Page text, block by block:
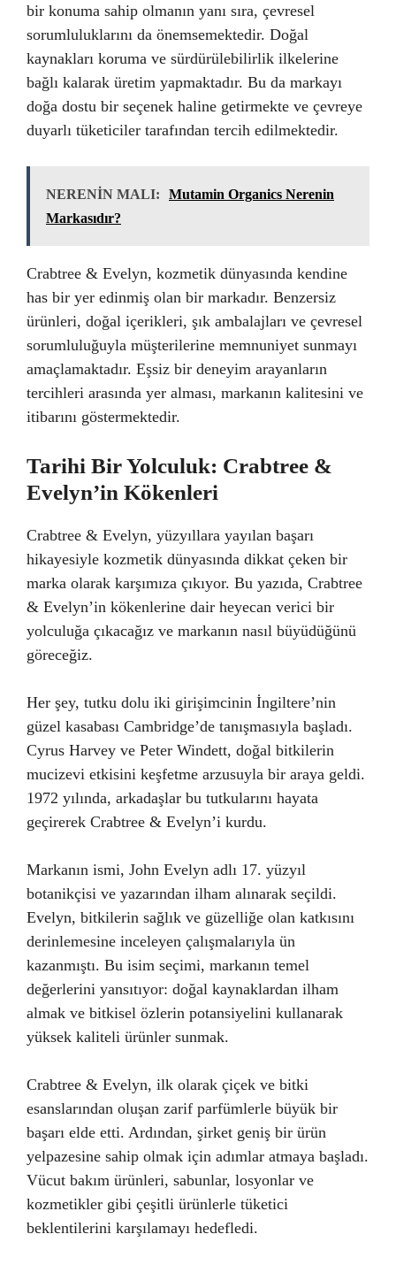
bir konuma sahip olmanın yanı sıra, çevresel
sorumluluklarını da önemsemektedir. Doğal
kaynakları koruma ve sürdürülebilirlik ilkelerine
bağlı kalarak üretim yapmaktadır. Bu da markayı
doğa dostu bir seçenek haline getirmekte ve çevreye
duyarlı tüketiciler tarafından tercih edilmektedir.
NERENİN MALI:
Mutamin Organics Nerenin
Markasıdır?
Crabtree & Evelyn, kozmetik dünyasında kendine
has bir yer edinmiş olan bir markadır. Benzersiz
ürünleri, doğal içerikleri, şık ambalajları ve çevresel
sorumluluğuyla müşterilerine memnuniyet sunmayı
amaçlamaktadır. Eşsiz bir deneyim arayanların
tercihleri arasında yer alması, markanın kalitesini ve
itibarını göstermektedir.
Tarihi Bir Yolculuk: Crabtree &
Evelyn’in Kökenleri
Crabtree & Evelyn, yüzyıllara yayılan başarı
hikayesiyle kozmetik dünyasında dikkat çeken bir
marka olarak karşımıza çıkıyor. Bu yazıda, Crabtree
& Evelyn’in kökenlerine dair heyecan verici bir
yolculuğa çıkacağız ve markanın nasıl büyüdüğünü
göreceğiz.
Her şey, tutku dolu iki girişimcinin İngiltere’nin
güzel kasabası Cambridge’de tanışmasıyla başladı.
Cyrus Harvey ve Peter Windett, doğal bitkilerin
mucizevi etkisini keşfetme arzusuyla bir araya geldi.
1972 yılında, arkadaşlar bu tutkularını hayata
geçirerek Crabtree & Evelyn’i kurdu.
Markanın ismi, John Evelyn adlı 17. yüzyıl
botanikçisi ve yazarından ilham alınarak seçildi.
Evelyn, bitkilerin sağlık ve güzelliğe olan katkısını
derinlemesine inceleyen çalışmalarıyla ün
kazanmıştı. Bu isim seçimi, markanın temel
değerlerini yansıtıyor: doğal kaynaklardan ilham
almak ve bitkisel özlerin potansiyelini kullanarak
yüksek kaliteli ürünler sunmak.
Crabtree & Evelyn, ilk olarak çiçek ve bitki
esanslarından oluşan zarif parfümlerle büyük bir
başarı elde etti. Ardından, şirket geniş bir ürün
yelpazesine sahip olmak için adımlar atmaya başladı.
Vücut bakım ürünleri, sabunlar, losyonlar ve
kozmetikler gibi çeşitli ürünlerle tüketici
beklentilerini karşılamayı hedefledi.